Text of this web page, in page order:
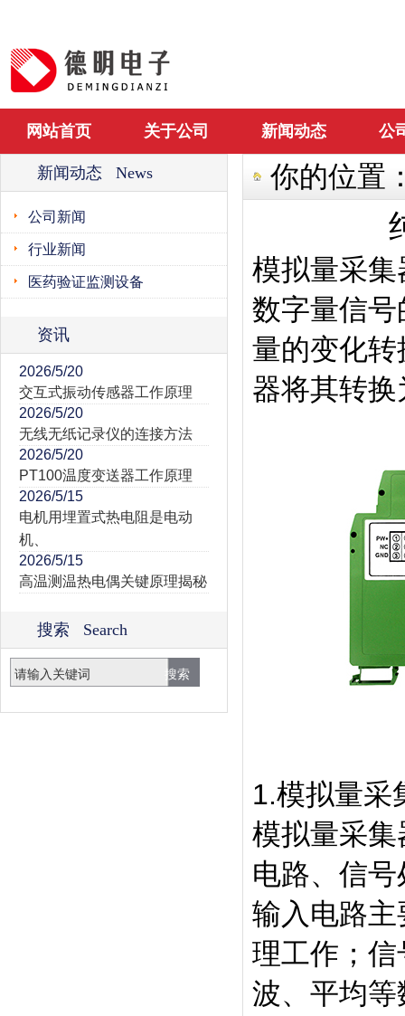
网站首页 关于公司 新闻动态 公
新闻动态 News
公司新闻
行业新闻
医药验证监测设备
资讯
2026/5/20
交互式振动传感器工作原理
2026/5/20
无线无纸记录仪的连接方法
2026/5/20
PT100温度变送器工作原理
2026/5/15
电机用埋置式热电阻是电动
机、
2026/5/15
高温测温热电偶关键原理揭秘
搜索 Search
你的位置
模拟量采
数字量信
量的变化
器将其转
1.模拟量采
模拟量采
电路、信
输入电路
理工作；
波、平均